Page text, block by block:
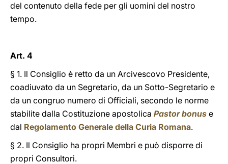
del contenuto della fede per gli uomini del nostro
tempo.
Art. 4
§ 1. Il Consiglio è retto da un Arcivescovo Presidente,
coadiuvato da un Segretario, da un Sotto-Segretario e
da un congruo numero di Officiali, secondo le norme
stabilite dalla Costituzione apostolica Pastor bonus e
dal Regolamento Generale della Curia Romana.
§ 2. Il Consiglio ha propri Membri e può disporre di
propri Consultori.